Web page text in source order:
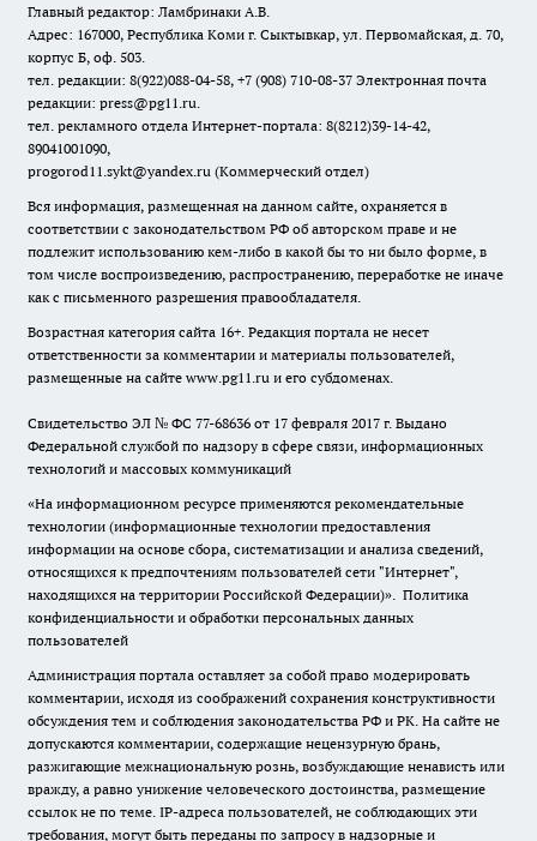
Главный редактор: Ламбринаки А.В.
Адрес: 167000, Республика Коми г. Сыктывкар, ул. Первомайская, д. 70,
корпус Б, оф. 503.
тел. редакции: 8(922)088-04-58, +7 (908) 710-08-37 Электронная почта
редакции: press@pg11.ru.
тел. рекламного отдела Интернет-портала: 8(8212)39-14-42,
89041001090,
progorod11.sykt@yandex.ru (Коммерческий отдел)
Вся информация, размещенная на данном сайте, охраняется в
соответствии с законодательством РФ об авторском праве и не
подлежит использованию кем-либо в какой бы то ни было форме, в
том числе воспроизведению, распространению, переработке не иначе
как с письменного разрешения правообладателя.
Возрастная категория сайта 16+. Редакция портала не несет
ответственности за комментарии и материалы пользователей,
размещенные на сайте www.pg11.ru и его субдоменах.
Свидетельство ЭЛ № ФС 77-68636 от 17 февраля 2017 г. Выдано
Федеральной службой по надзору в сфере связи, информационных
технологий и массовых коммуникаций
«На информационном ресурсе применяются рекомендательные
технологии (информационные технологии предоставления
информации на основе сбора, систематизации и анализа сведений,
относящихся к предпочтениям пользователей сети "Интернет",
находящихся на территории Российской Федерации)». Политика
конфиденциальности и обработки персональных данных
пользователей
Администрация портала оставляет за собой право модерировать
комментарии, исходя из соображений сохранения конструктивности
обсуждения тем и соблюдения законодательства РФ и РК. На сайте не
допускаются комментарии, содержащие нецензурную брань,
разжигающие межнациональную рознь, возбуждающие ненависть или
вражду, а равно унижение человеческого достоинства, размещение
ссылок не по теме. IP-адреса пользователей, не соблюдающих эти
требования, могут быть переданы по запросу в надзорные и